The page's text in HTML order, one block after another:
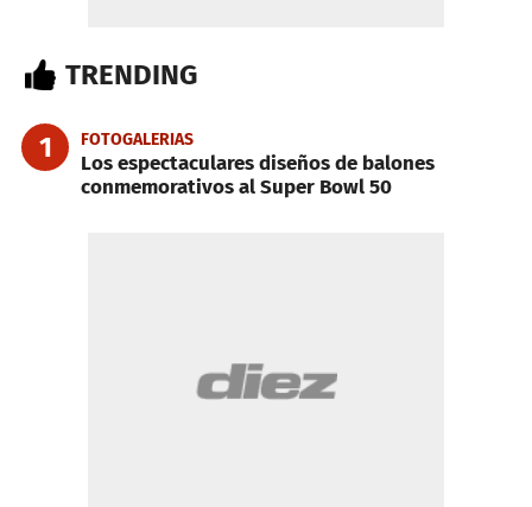
TRENDING
1 FOTOGALERIAS
Los espectaculares diseños de balones
conmemorativos al Super Bowl 50